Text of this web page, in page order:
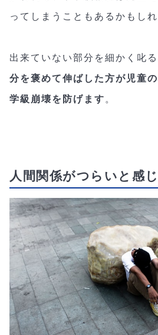
ってしまうこともあるかもしれ
出来ていない部分を細かく叱る
分を褒めて伸ばした方が児童
学級崩壊を防げます。
人間関係がつらいと感